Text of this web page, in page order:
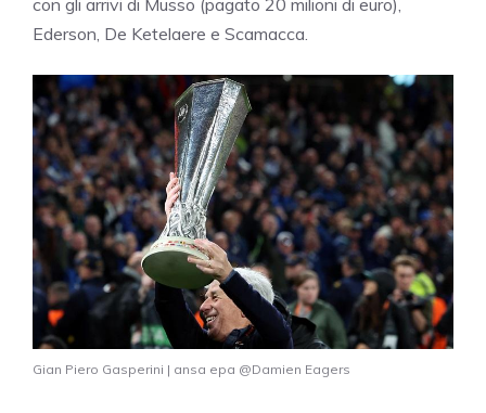
con gli arrivi di Musso (pagato 20 milioni di euro),
Ederson, De Ketelaere e Scamacca.
Gian Piero Gasperini | ansa epa @Damien Eagers